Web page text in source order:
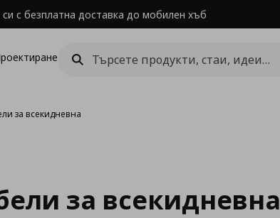
с безплатна доставка до мобилен хъб
за всекидневна
за всекидневна